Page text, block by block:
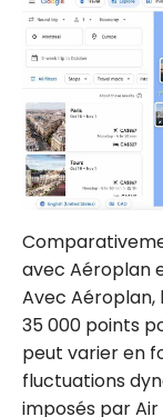
avec Aéroplan
Avec
35 000 points
peut varier en
fluctuations
imposés par